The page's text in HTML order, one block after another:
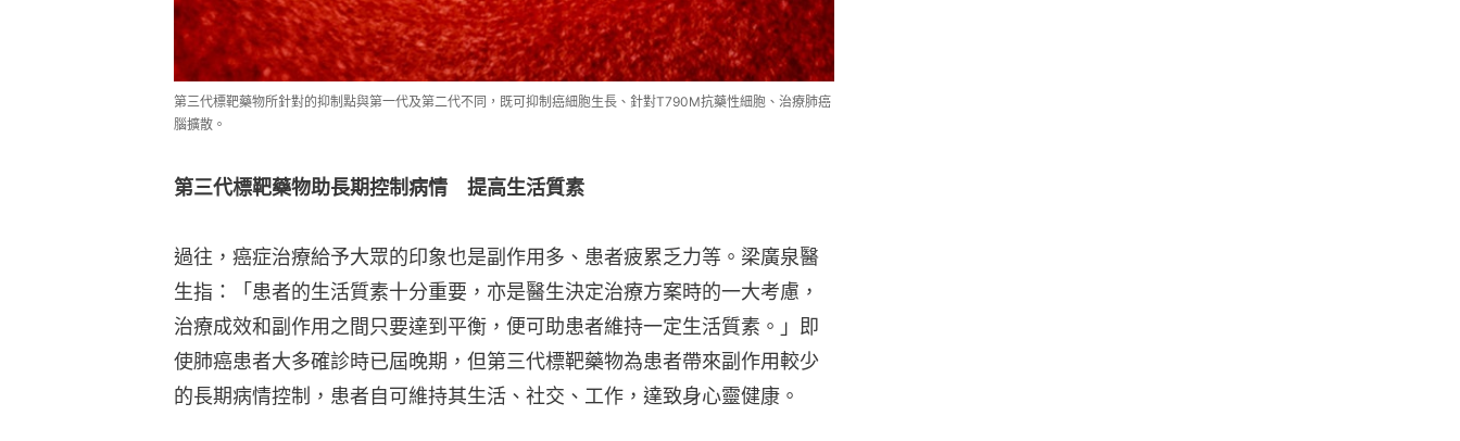
第三代標靶藥物所針對的抑制點與第一代及第二代不同，既可抑制癌細胞生長、針對T790M抗藥性細胞、治療肺癌
腦擴散。
第三代標靶藥物助長期控制病情　提高生活質素
過往，癌症治療給予大眾的印象也是副作用多、患者疲累乏力等。梁廣泉醫
生指：「患者的生活質素十分重要，亦是醫生決定治療方案時的一大考慮，
治療成效和副作用之間只要達到平衡，便可助患者維持一定生活質素。」即
使肺癌患者大多確診時已屆晚期，但第三代標靶藥物為患者帶來副作用較少
的長期病情控制，患者自可維持其生活、社交、工作，達致身心靈健康。